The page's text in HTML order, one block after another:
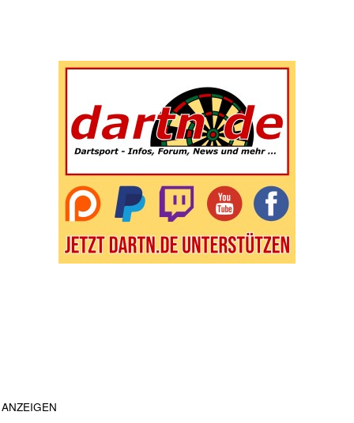
ANZEIGEN